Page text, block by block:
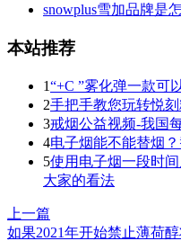
snowplus雪加品牌是
本站推荐
1“+C ”雾化弹一款可
2手把手教您玩转悦刻
3戒烟公益视频-我国
4电子烟能不能替烟
5使用电子烟一段时
大家的看法
上一篇
如果2021年开始禁止薄荷